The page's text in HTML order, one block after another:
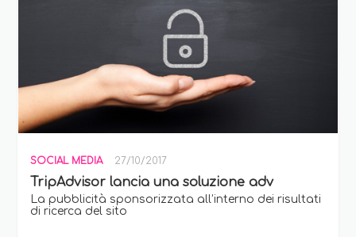
SOCIAL MEDIA 27/10/2017
TripAdvisor lancia una soluzione adv
La pubblicità sponsorizzata all’interno dei risultati
di ricerca del sito